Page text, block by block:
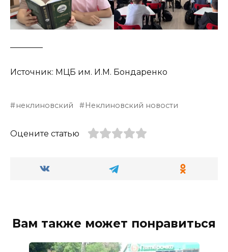
Источник: МЦБ им. И.М. Бондаренко
неклиновский Неклиновский новости
Оцените статью
Вам также может понравиться